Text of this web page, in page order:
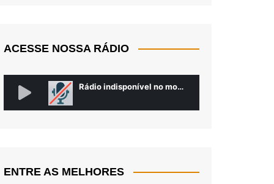
ACESSE NOSSA RÁDIO
ENTRE AS MELHORES